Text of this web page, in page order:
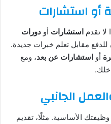
أو استشارات
تقدم استشارات أو دورات
مقابل تعلم خبرات جديدة.
أو استشارات عن بعد، ومع
الجانبي
الأساسية. مثلًا، تقديم